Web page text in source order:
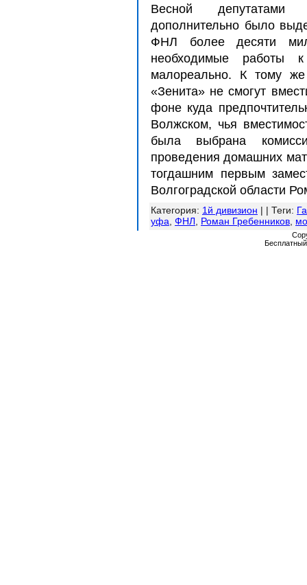
Весной депутатами
дополнительно было
ФНЛ более десяти
необходимые работы
малореально. К тому
«Зенита» не смогут
фоне куда
Волжском, чья
была выбрана
проведения домашних
тогдашним первым
Волгоградской области
Категория: 1й дивизион | | Теги:
уфа ФНЛ Роман Гребенников